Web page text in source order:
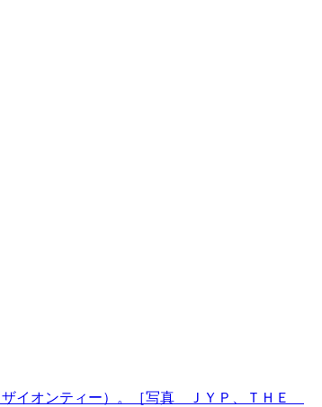
ザイオンティー）。［写真 ＪＹＰ、ＴＨＥ